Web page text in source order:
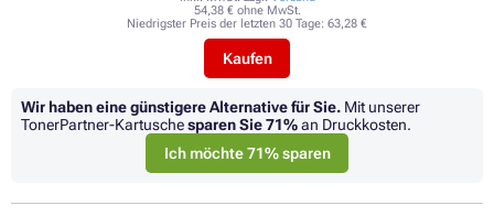
54,38 € ohne MwSt.
Niedrigster Preis der letzten 30 Tage: 63,28 €
Kaufen
Wir haben eine günstigere Alternative für Sie. Mit unserer
TonerPartner-Kartuschesparen Sie71%an Druckkosten.
Ich möchte 71% sparen